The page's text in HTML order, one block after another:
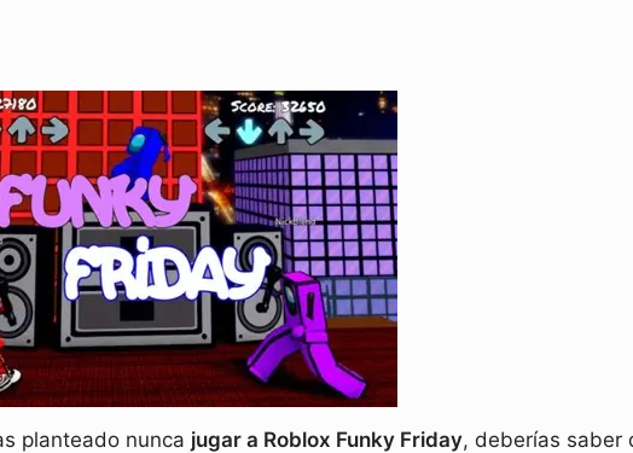
planteado nunca jugar a Roblox Funky Friday, deberías saber